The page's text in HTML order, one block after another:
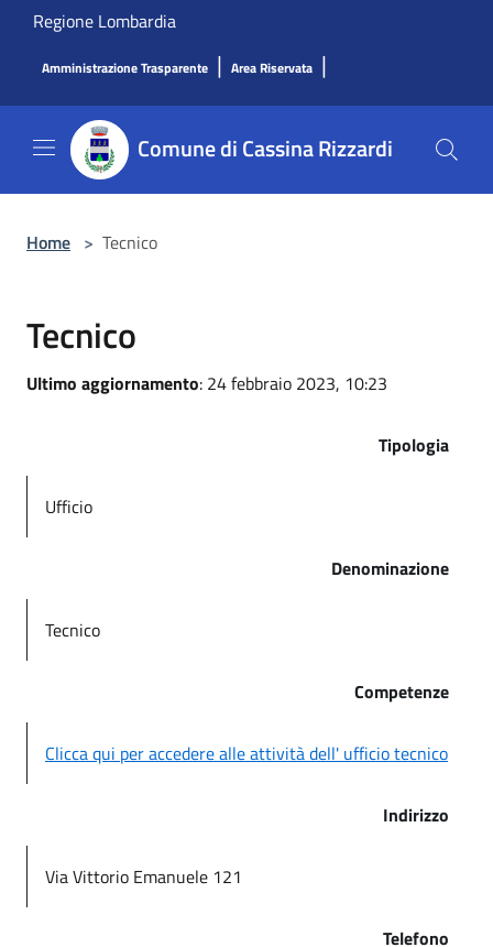
Salta al contenuto principale
Regione Lombardia
Amministrazione Trasparente | Area Riservata |
Comune di Cassina Rizzardi
Home > Tecnico
Tecnico
Ultimo aggiornamento: 24 febbraio 2023, 10:23
Tipologia
Ufficio
Denominazione
Tecnico
Competenze
Clicca qui per accedere alle attività dell' ufficio tecnico
Indirizzo
Via Vittorio Emanuele 121
Telefono